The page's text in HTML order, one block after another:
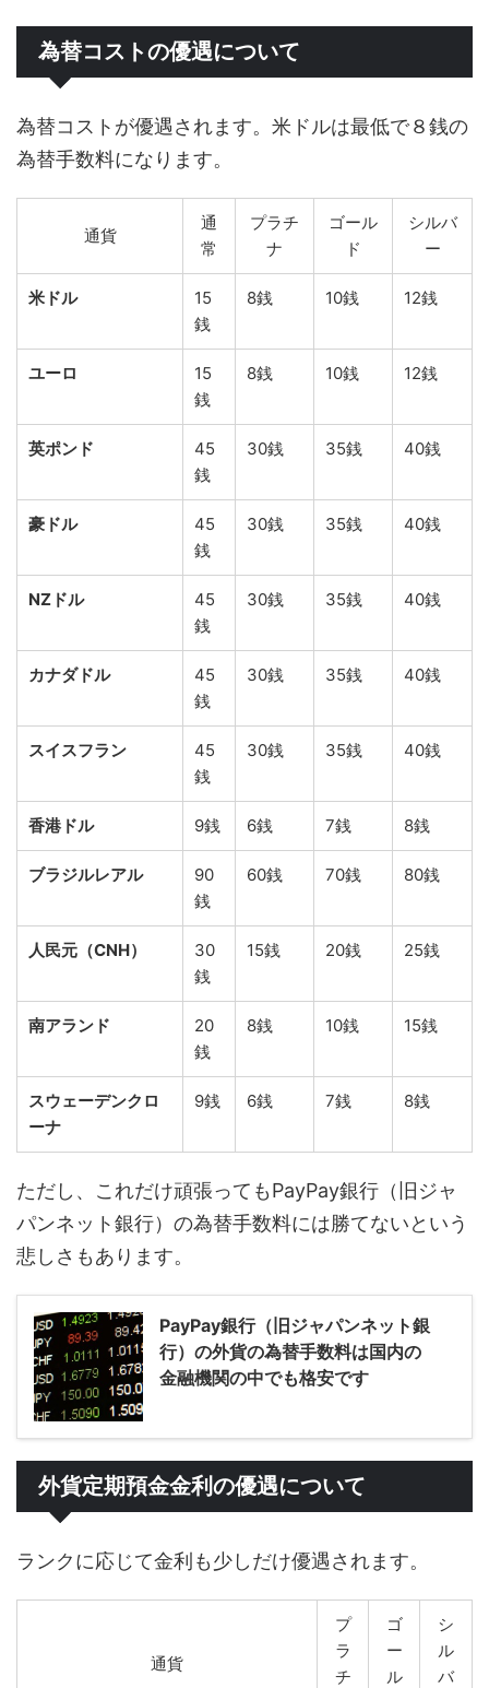
為替コストの優遇について
為替コストが優遇されます。米ドルは最低で８銭の
為替手数料になります。
通貨
通
常
プラチ
ナ
ゴール
ド
シルバ
ー
米ドル
15
銭
8銭 10銭 12銭
ユーロ
15
銭
8銭 10銭 12銭
英ポンド
45
銭
30銭 35銭 40銭
豪ドル
45
銭
30銭 35銭 40銭
NZドル
45
銭
30銭 35銭 40銭
カナダドル
45
銭
30銭 35銭 40銭
スイスフラン
45
銭
30銭 35銭 40銭
香港ドル 9銭 6銭 7銭 8銭
ブラジルレアル
90
銭
60銭 70銭 80銭
人民元（CNH）
30
銭
15銭 20銭 25銭
南アランド
20
銭
8銭 10銭 15銭
スウェーデンクロ
ーナ
9銭 6銭 7銭 8銭
ただし、これだけ頑張ってもPayPay銀行（旧ジャ
パンネット銀行）の為替手数料には勝てないという
悲しさもあります。
PayPay銀行（旧ジャパンネット銀
行）の外貨の為替手数料は国内の
金融機関の中でも格安です
外貨定期預金金利の優遇について
ランクに応じて金利も少しだけ優遇されます。
通貨
プ
ラ
チ
ゴ
ー
ル
シ
ル
バ